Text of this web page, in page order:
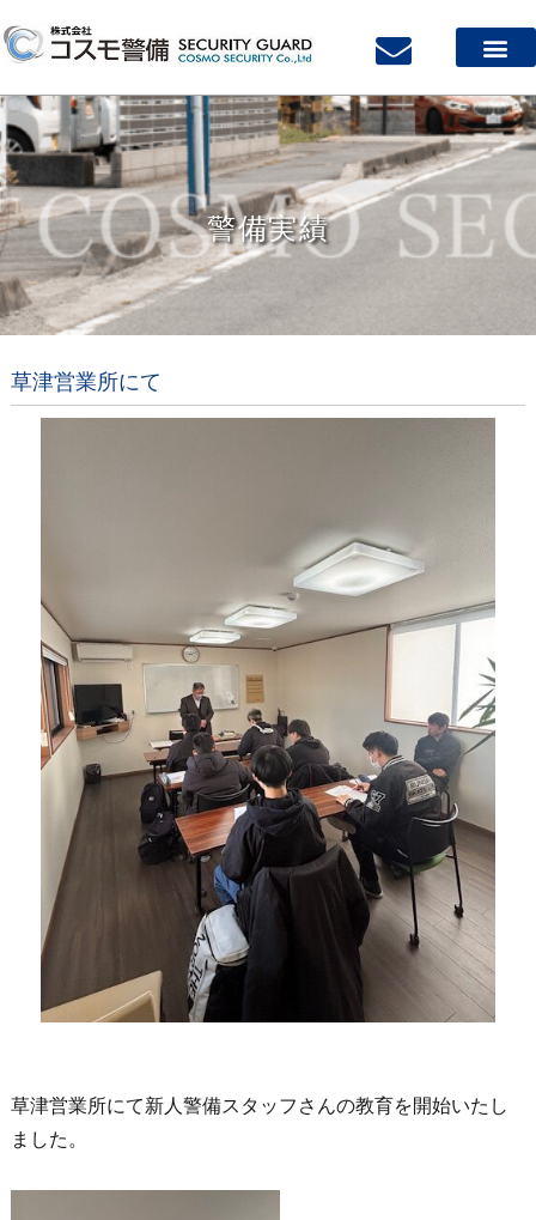
警備実績
草津営業所にて
草津営業所にて新人警備スタッフさんの教育を開始いたし
ました。